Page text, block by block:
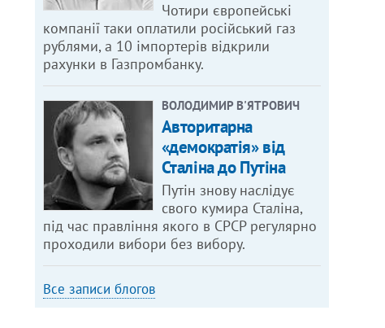
Чотири європейські
компанії таки оплатили російський газ
рублями, а 10 імпортерів відкрили
рахунки в Газпромбанку.
ВОЛОДИМИР В'ЯТРОВИЧ
Авторитарна
«демократія» від
Сталіна до Путіна
Путін знову наслідує
свого кумира Сталіна,
під час правління якого в СРСР регулярно
проходили вибори без вибору.
Все записи блогов